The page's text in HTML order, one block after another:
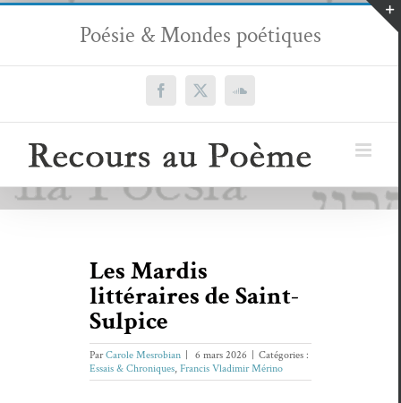
Passer
contenu
Poésie & Mondes poétiques
Facebook
X SoundCloud
Les Mardis
littéraires de Saint-
Sulpice
ParCarole Mesrobian 6 mars 2026
Catégories :
Essais & Chroniques, Francis Vladimir Mérino